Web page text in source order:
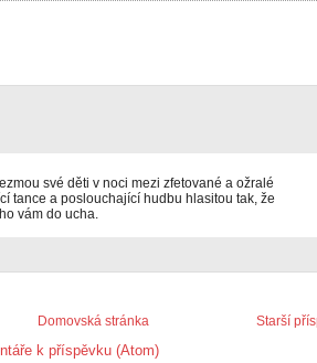
své děti v noci mezi zfetované a ožralé
tance a poslouchající hudbu hlasitou tak, že
vám do ucha.
Starší
Domovská stránka
k příspěvku (Atom)